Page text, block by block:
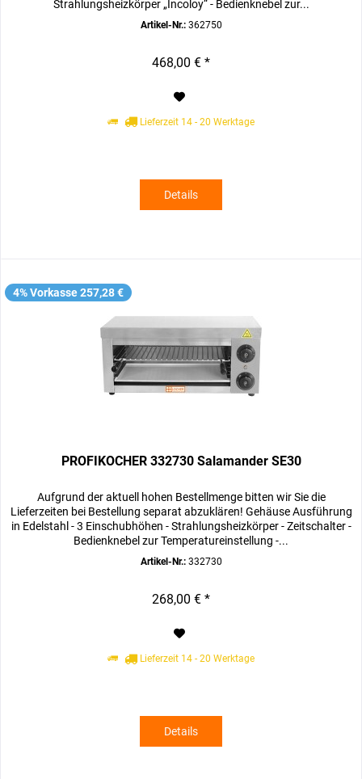
Strahlungsheizkörper „Incoloy“ - Bedienknebel zur...
Artikel-Nr.:362750
468,00 € *
Lieferzeit 14 - 20 Werktage
Details
4% Vorkasse 257,28 €
PROFIKOCHER 332730 Salamander SE30
Aufgrund der aktuell hohen Bestellmenge bitten wir Sie die
Lieferzeiten bei Bestellung separat abzuklären! Gehäuse Ausführung
in Edelstahl - 3 Einschubhöhen - Strahlungsheizkörper - Zeitschalter -
Bedienknebel zur Temperatureinstellung -...
Artikel-Nr.:332730
268,00 € *
Lieferzeit 14 - 20 Werktage
Details